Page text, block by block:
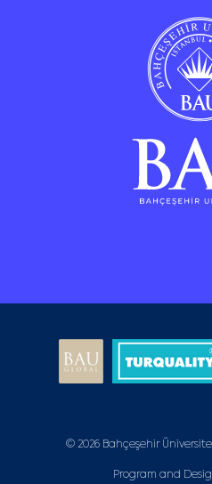
© 2026 Bahçeşehir
Program and